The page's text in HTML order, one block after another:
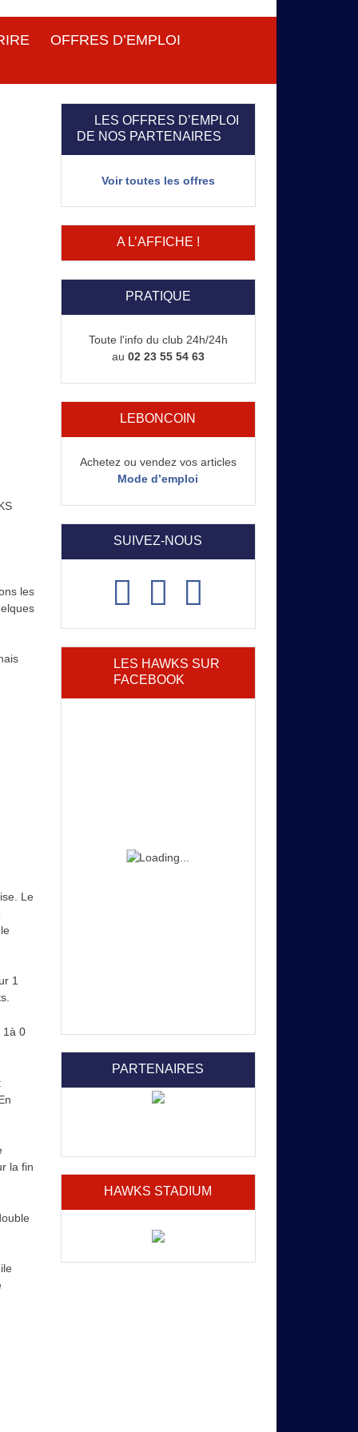
OFFRES D’EMPLOI
les
Le
1
1à 0
la fin
LES OFFRES D’EMPLOI
DE NOS PARTENAIRES
Voir toutes les offres
A L’AFFICHE !
PRATIQUE
Toute l'info du club 24h/24h
au 02 23 55 54 63
LEBONCOIN
Achetez ou vendez vos articles
Mode d’emploi
SUIVEZ-NOUS
LES HAWKS SUR
FACEBOOK
PARTENAIRES
HAWKS STADIUM